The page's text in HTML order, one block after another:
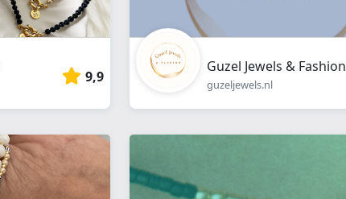
9,9
Guzel Jewels & Fashion
guzeljewels.nl